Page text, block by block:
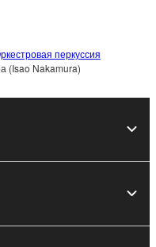
перкуссия
(Isao Nakamura)